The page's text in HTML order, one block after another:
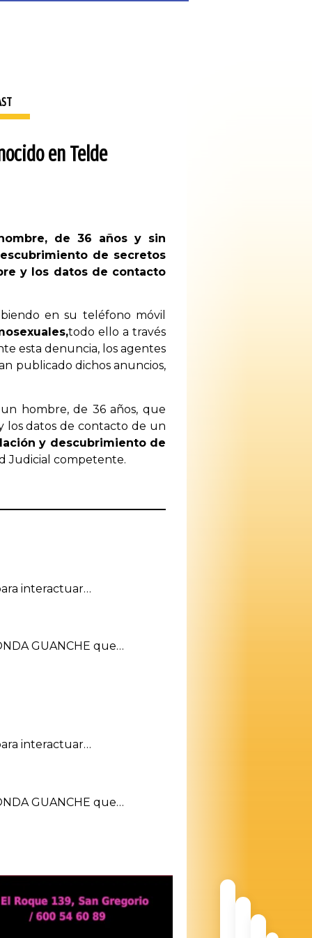
en Telde
de 36 años y sin
de secretos
y los datos de contacto
en su teléfono móvil
todo ello a través
esta denuncia, los agentes
publicado dichos anuncios,
hombre, de 36 años, que
los datos de contacto de un
y descubrimiento de
Judicial competente.
interactuar…
GUANCHE que…
interactuar…
GUANCHE que…